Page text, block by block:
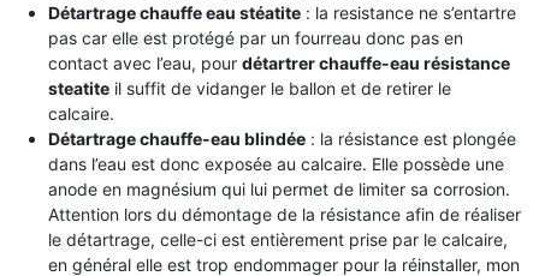
Détartrage chauffe eau stéatite: la resistance ne s’entartre
pas car elle est protégé par un fourreau donc pas en
contact avec l’eau, pour détartrer chauffe-eau résistance
steatiteil suffit de vidanger le ballon et de retirer le
calcaire.
Détartrage chauffe-eau blindée: la résistance est plongée
dans l’eau est donc exposée au calcaire. Elle possède une
anode en magnésium qui lui permet de limiter sa corrosion.
Attention lors du démontage de la résistance afin de réaliser
le détartrage, celle-ci est entièrement prise par le calcaire,
en général elle est trop endommager pour la réinstaller, mon